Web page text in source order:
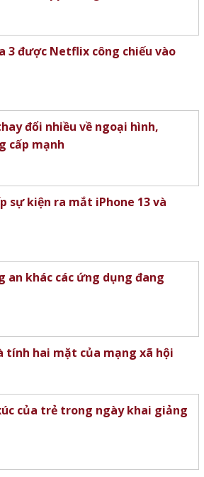
3 được Netflix công chiếu vào
đổi nhiều về ngoại hình,
cấp mạnh
sự kiện ra mắt iPhone 13 và
an khác các ứng dụng đang
tính hai mặt của mạng xã hội
của trẻ trong ngày khai giảng